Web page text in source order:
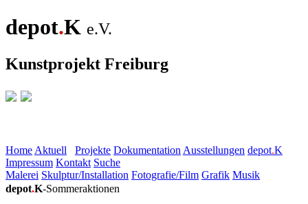
depot.K e.V.
Kunstprojekt Freiburg
Home Aktuell Projekte Dokumentation Ausstellungen depot.K
Impressum Kontakt Suche
Malerei Skulptur/Installation Fotografie/Film Grafik Musik
depot.K-Sommeraktionen